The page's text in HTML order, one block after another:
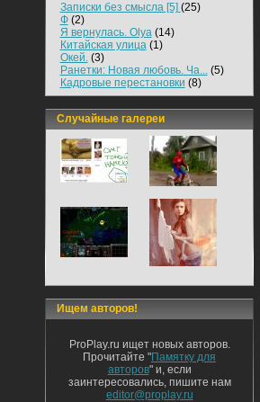
Записки без смысла [5] (25)
Ф(2)
Я вернулась. Olya(14)
Китайская улица(1)
Окей.(3)
Ранетки: Новая любовь. Ча...(5)
Кадровые перестановки (8)
Случайные галереи
Ищем авторов!
ProPlay.ru ищет новых авторов.
Прочитайте "Памятку для
авторов" и, если
заинтересовались, пишите нам
editor@proplay.ru